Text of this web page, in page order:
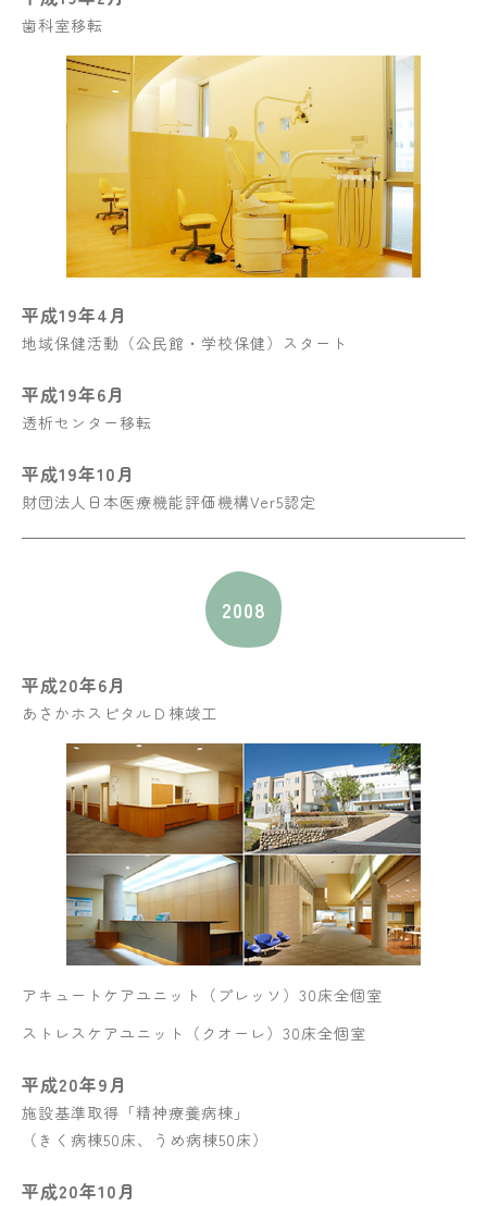
歯科室移転
平成19年4月
地域保健活動（公民館・学校保健）スタート
平成19年6月
透析センター移転
平成19年10月
財団法人日本医療機能評価機構Ver5認定
2008
平成20年6月
あさかホスピタルＤ棟竣工
アキュートケアユニット（プレッソ）30床全個室
ストレスケアユニット（クオーレ）30床全個室
平成20年9月
施設基準取得「精神療養病棟」
（きく病棟50床、うめ病棟50床）
平成20年10月